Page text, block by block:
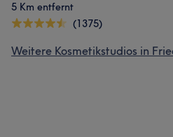
5 Km entfernt
(1375)
Weitere Kosmetikstudios in